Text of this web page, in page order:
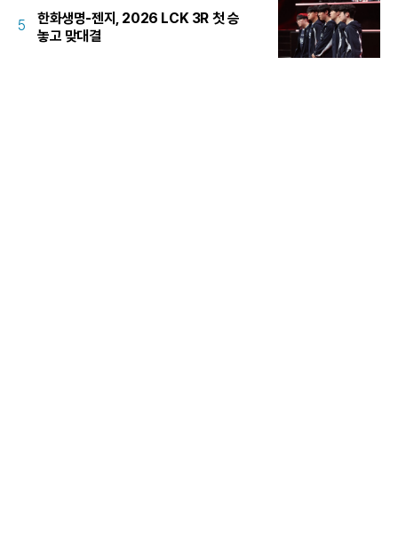
5
한화생명-젠지, 2026 LCK 3R 첫 승
놓고 맞대결